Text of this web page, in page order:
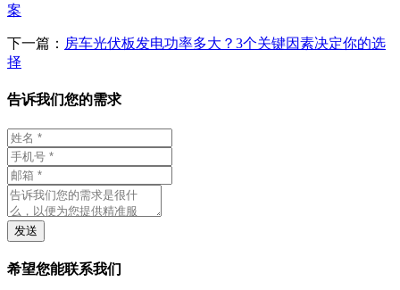
案
下一篇： 房车光伏板发电功率多大？3个关键因素决定你的选
择
告诉我们您的需求
发送
希望您能联系我们